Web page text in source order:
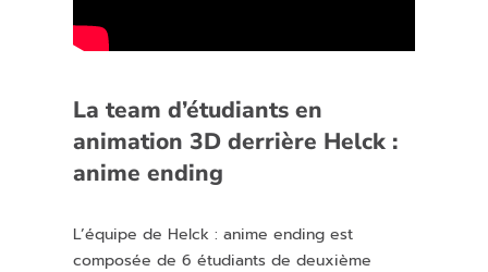
La team d’étudiants en
animation 3D derrière Helck :
anime ending
L’équipe de Helck : anime ending est
composée de 6 étudiants de deuxième